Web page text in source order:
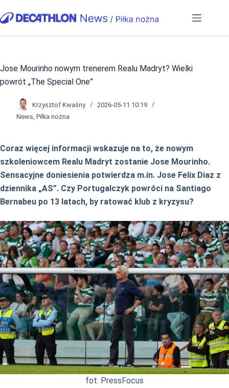
do
Jose Mourinho nowym trenerem Realu Madryt? Wielki
powrót „The Special One”
Krzysztof Kwaśny
2026-05-11 10:19
News, Piłka nożna
Coraz więcej informacji wskazuje na to, że nowym
szkoleniowcem Realu Madryt zostanie Jose Mourinho.
Sensacyjne doniesienia potwierdza m.in. Jose Felix Diaz z
dziennika „AS”. Czy Portugalczyk powróci na Santiago
Bernabeu po 13 latach, by ratować klub z kryzysu?
fot. PressFocus